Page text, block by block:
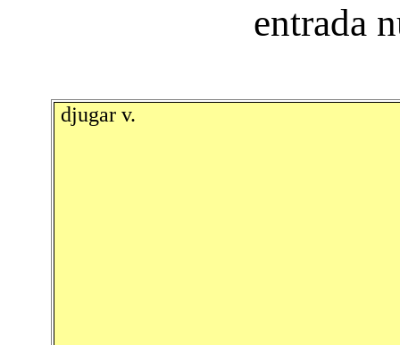
entrada
djugar v.